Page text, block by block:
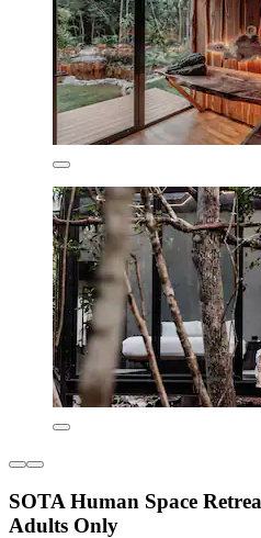
SOTA Human Space
Adults Only